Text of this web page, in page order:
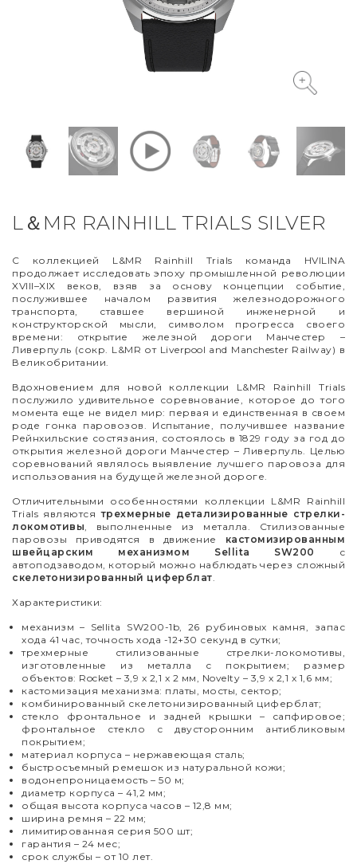
L＆MR RAINHILL TRIALS SILVER
С коллекцией L&MR Rainhill Trials команда HVILINA
продолжает исследовать эпоху промышленной революции
XVIII–XIX веков, взяв за основу концепции событие,
послужившее началом развития железнодорожного
транспорта, ставшее вершиной инженерной и
конструкторской мысли, символом прогресса своего
времени: открытие железной дороги Манчестер –
Ливерпуль (сокр. L&MR от Liverpool and Manchester Railway) в
Великобритании.
Вдохновением для новой коллекции L&MR Rainhill Trials
послужило удивительное соревнование, которое до того
момента еще не видел мир: первая и единственная в своем
роде гонка паровозов. Испытание, получившее название
Рейнхильские состязания, состоялось в 1829 году за год до
открытия железной дороги Манчестер – Ливерпуль. Целью
соревнований являлось выявление лучшего паровоза для
использования на будущей железной дороге.
Отличительными особенностями коллекции L&MR Rainhill
Trials являютсятрехмерные детализированные стрелки-
локомотивы, выполненные из металла. Стилизованные
паровозы приводятся в движение кастомизированным
швейцарским механизмом Sellita SW200
с
автоподзаводом, который можно наблюдать через сложный
скелетонизированный циферблат.
Характеристики:
механизм – Sellita SW200-1b, 26 рубиновых камня, запас
хода 41 час, точность хода -12+30 секунд в сутки;
трехмерные стилизованные стрелки-локомотивы,
изготовленные из металла с покрытием; размер
объектов: Rocket – 3,9 x 2,1 x 2 мм, Novelty – 3,9 x 2,1 x 1,6 мм;
кастомизация механизма: платы, мосты, сектор;
комбинированный скелетонизированный циферблат;
стекло фронтальное и задней крышки – сапфировое;
фронтальное стекло с двусторонним антибликовым
покрытием;
материал корпуса – нержавеющая сталь;
быстросъемный ремешок из натуральной кожи;
водонепроницаемость – 50 м;
диаметр корпуса – 41,2 мм;
общая высота корпуса часов – 12,8 мм;
ширина ремня – 22 мм;
лимитированная серия 500 шт;
гарантия – 24 мес;
срок службы – от 10 лет.